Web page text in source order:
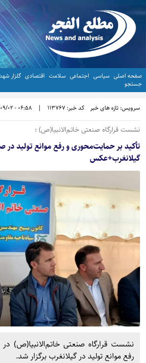
صفحه اصلی سیاسی اجتماعی سلامت اقتصادی گلزار
جستجو
سرویس: تازه های خبر کد خبر: 113767 |
06:58 - 1404/09/02
نشست قرارگاه صنعتی خاتم‌الانبیا(ص) ؛
تأکید بر حمایت‌محوری و رفع موانع تولید در
گیلانغرب+عکس
نشست قرارگاه صنعتی خاتم‌الانبیا(ص)
رفع موانع تولید در گیلانغرب برگزار شد.